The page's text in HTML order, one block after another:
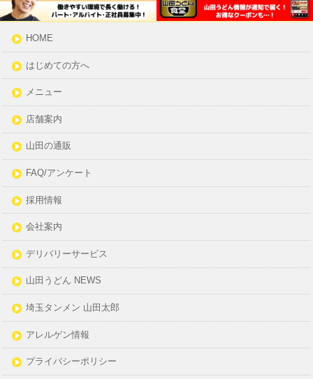
HOME
はじめての方へ
メニュー
店舗案内
山田の通販
FAQ/アンケート
採用情報
会社案内
デリバリーサービス
山田うどん NEWS
埼玉タンメン 山田太郎
アレルゲン情報
プライバシーポリシー